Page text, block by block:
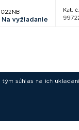
Na vyžiadanie
Kat.
súhlas na ich